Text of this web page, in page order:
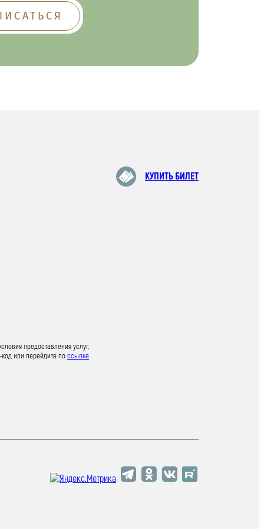
КУПИТЬ БИЛЕТ
предоставления услуг,
код или перейдите поссылке